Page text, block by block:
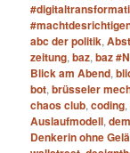
abc der politik,
zeitung,baz,baz
Blick am Abend,
bot,brüsseler
chaos club,coding,
Auslaufmodell,
Denkerin ohne